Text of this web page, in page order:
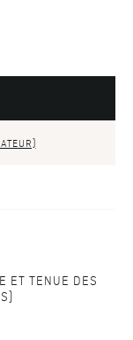
ET TENUE DES